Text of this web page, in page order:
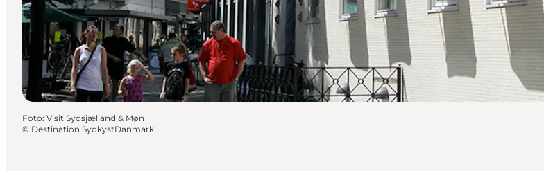
Foto: Visit Sydsjælland & Møn
© Destination SydkystDanmark